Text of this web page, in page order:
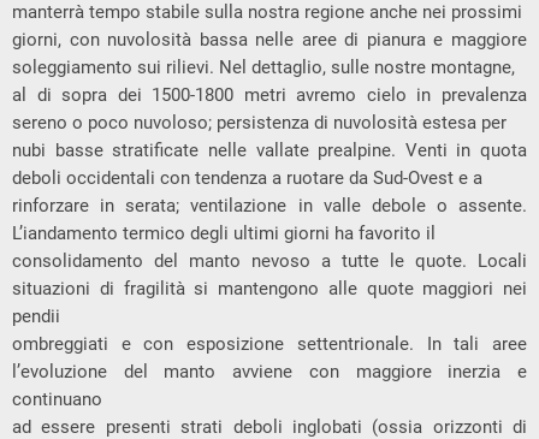
manterrà tempo stabile sulla nostra regione anche nei prossimi
giorni, con nuvolosità bassa nelle aree di pianura e maggiore
soleggiamento sui rilievi. Nel dettaglio, sulle nostre montagne,
al di sopra dei 1500-1800 metri avremo cielo in prevalenza
sereno o poco nuvoloso; persistenza di nuvolosità estesa per
nubi basse stratificate nelle vallate prealpine. Venti in quota
deboli occidentali con tendenza a ruotare da Sud-Ovest e a
rinforzare in serata; ventilazione in valle debole o assente.
L’iandamento termico degli ultimi giorni ha favorito il
consolidamento del manto nevoso a tutte le quote. Locali
situazioni di fragilità si mantengono alle quote maggiori nei
pendii
ombreggiati e con esposizione settentrionale. In tali aree
l’evoluzione del manto avviene con maggiore inerzia e
continuano
ad essere presenti strati deboli inglobati (ossia orizzonti di